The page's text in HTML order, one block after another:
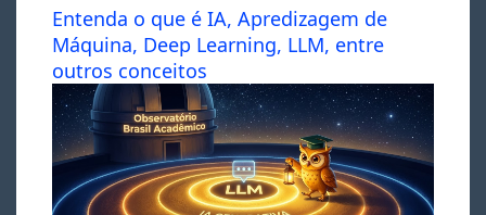
Entenda o que é IA, Apredizagem de
Máquina, Deep Learning, LLM, entre
outros conceitos